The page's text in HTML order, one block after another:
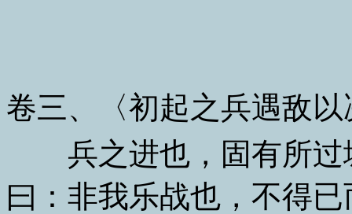
卷三、〈初起之兵遇敌
兵之进也，固有所过
曰：非我乐战也，不得